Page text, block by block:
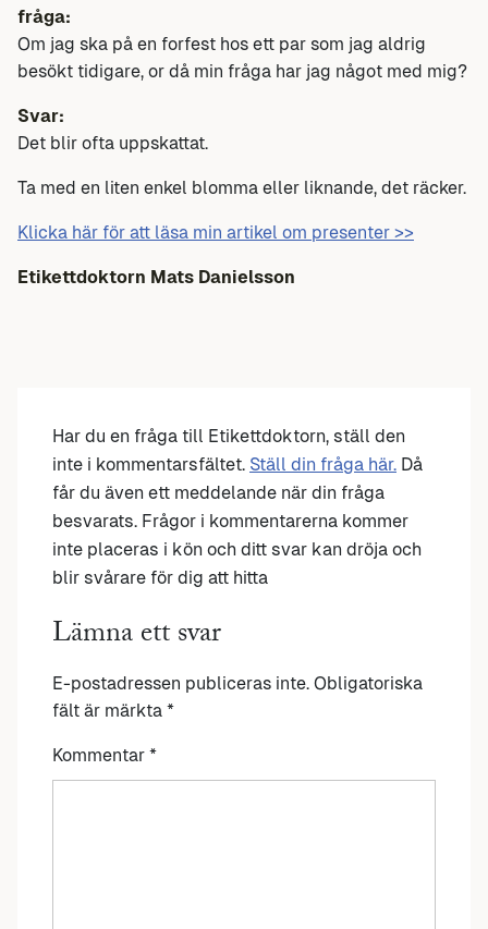
fråga:
Om jag ska på en forfest hos ett par som jag aldrig
besökt tidigare, or då min fråga har jag något med mig?
Svar:
Det blir ofta uppskattat.
Ta med en liten enkel blomma eller liknande, det räcker.
Klicka här för att läsa min artikel om presenter >>
Etikettdoktorn Mats Danielsson
Har du en fråga till Etikettdoktorn, ställ den
inte i kommentarsfältet. Ställ din fråga här. Då
får du även ett meddelande när din fråga
besvarats. Frågor i kommentarerna kommer
inte placeras i kön och ditt svar kan dröja och
blir svårare för dig att hitta
Lämna ett svar
E-postadressen publiceras inte. Obligatoriska
fält är märkta *
Kommentar *